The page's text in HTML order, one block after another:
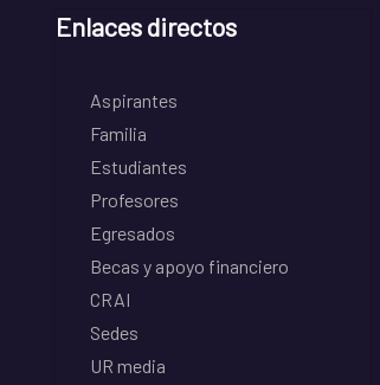
Enlaces directos
Aspirantes
Familia
Estudiantes
Profesores
Egresados
Becas y apoyo financiero
CRAI
Sedes
UR media